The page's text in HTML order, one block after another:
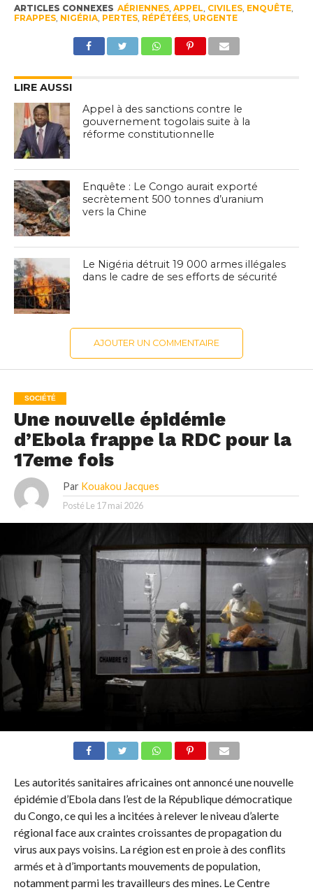
ARTICLES CONNEXES AÉRIENNES, APPEL, CIVILES, ENQUÊTE,
FRAPPES, NIGÉRIA, PERTES, RÉPÉTÉES, URGENTE
LIRE AUSSI
Appel à des sanctions contre le
gouvernement togolais suite à la
réforme constitutionnelle
Enquête : Le Congo aurait exporté
secrètement 500 tonnes d’uranium
vers la Chine
Le Nigéria détruit 19 000 armes illégales
dans le cadre de ses efforts de sécurité
AJOUTER UN COMMENTAIRE
SOCIÉTÉ
Une nouvelle épidémie
d’Ebola frappe la RDC pour la
17eme fois
Par Kouakou Jacques
Posté Le 17 mai 2026
Les autorités sanitaires africaines ont annoncé une nouvelle
épidémie d’Ebola dans l’est de la République démocratique
du Congo, ce qui les a incitées à relever le niveau d’alerte
régional face aux craintes croissantes de propagation du
virus aux pays voisins. La région est en proie à des conflits
armés et à d’importants mouvements de population,
notamment parmi les travailleurs des mines. Le Centre